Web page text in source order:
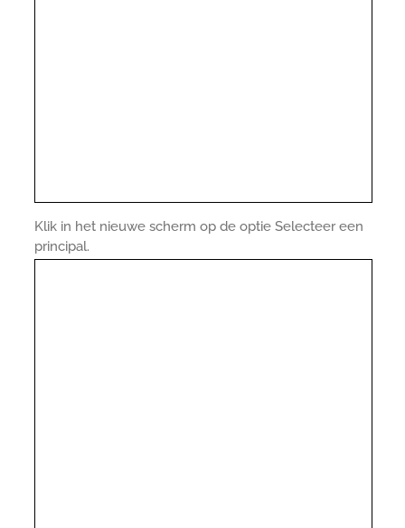
Klik in het nieuwe scherm op de optie Selecteer een
principal.